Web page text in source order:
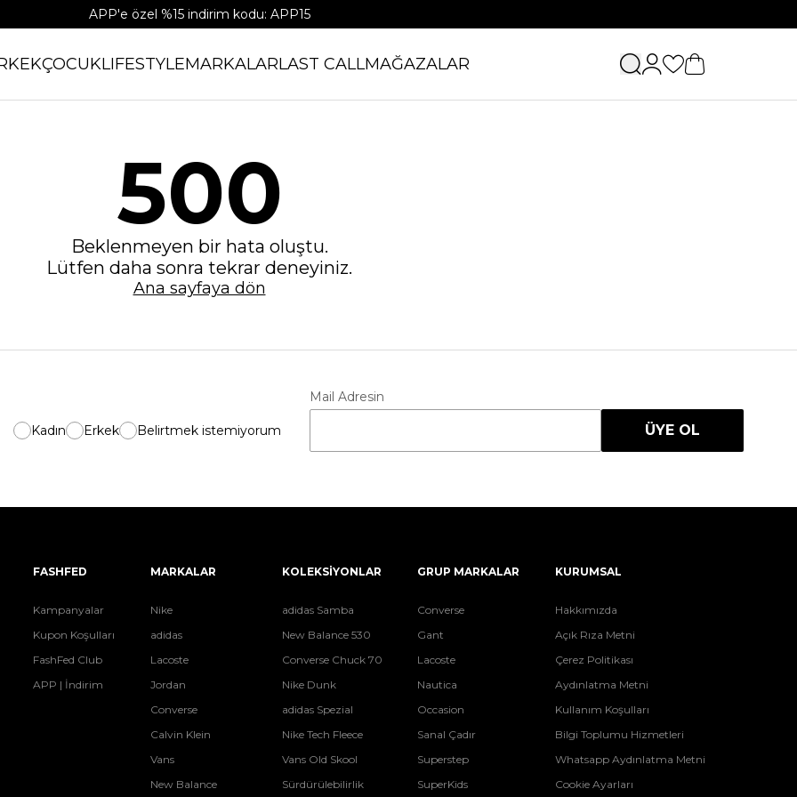
APP'e özel %15 indirim kodu: APP15
ÇOCUKLIFESTYLEMARKALARLAST CALLMAĞAZALAR
500
Beklenmeyen bir hata oluştu.
Lütfen daha sonra tekrar deneyiniz.
Ana sayfaya dön
Kadın Erkek Belirtmek istemiyorum
Mail Adresin
ÜYE OL
FASHFED
Kampanyalar
Kupon Koşulları
FashFed Club
APP | İndirim
MARKALAR
Nike
adidas
Lacoste
Jordan
Converse
Calvin Klein
Vans
New Balance
KOLEKSİYONLAR
adidas Samba
New Balance 530
Converse Chuck 70
Nike Dunk
adidas Spezial
Nike Tech Fleece
Vans Old Skool
Sürdürülebilirlik
GRUP MARKALAR
Converse
Gant
Lacoste
Nautica
Occasion
Sanal Çadır
Superstep
SuperKids
KURUMSAL
Hakkımızda
Açık Rıza Metni
Çerez Politikası
Aydınlatma Metni
Kullanım Koşulları
Bilgi Toplumu Hizmetleri
Whatsapp Aydınlatma Metni
Cookie Ayarları